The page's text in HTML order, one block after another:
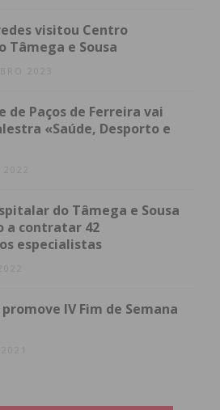
visitou Centro
Tâmega e Sousa
2023
de Paços de Ferreira vai
«Saúde, Desporto e
do Tâmega e Sousa
a contratar 42
especialistas
promove IV Fim de Semana